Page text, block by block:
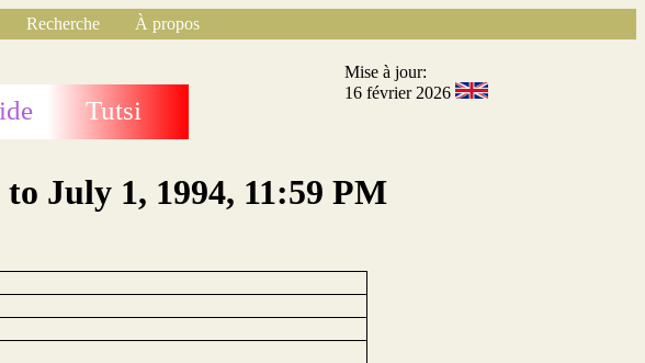
Recherche
À propos
Tutsi
Mise à jour:
16 février 2026
July 1, 1994, 11:59 PM